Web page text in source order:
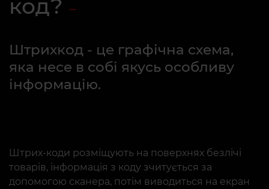
код?
Штрихкод - це графічна схема,
яка несе в собі якусь особливу
інформацію.
Штрих-коди розміщують на поверхнях безлічі
товарів, інформація з коду зчитується за
допомогою сканера, потім виводиться на екран